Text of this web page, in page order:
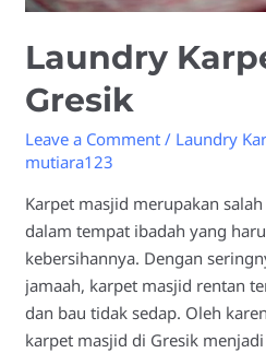
Laundry
Gresik
Leave a Comment / Laundry
mutiara123
Karpet masjid merupakan
dalam tempat ibadah yang
kebersihannya. Dengan
jamaah, karpet masjid rentan
dan bau tidak sedap. Oleh
karpet masjid di Gresik